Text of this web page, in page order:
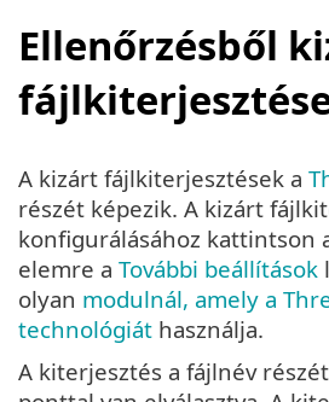
Ellenőrzésből
A kizárt fájlkiterjesztések a
részét képezik. A kizárt
konfigurálásához kattintson
elemre a További beállítások
olyan modulnál, amely a
technológiát használja.
A kiterjesztés a fájlnév